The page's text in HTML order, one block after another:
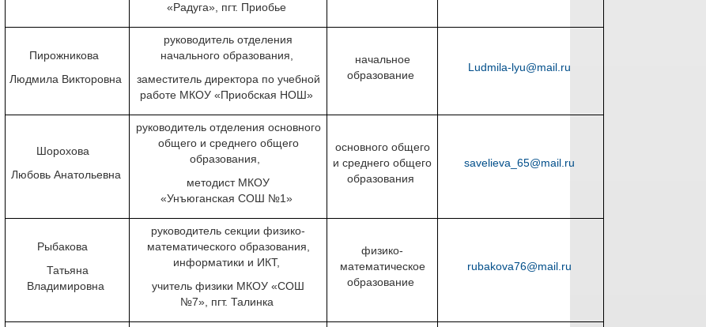
«Радуга», пгт. Приобье
Пирожникова
Людмила Викторовна
руководитель отделения
начального образования,
заместитель директора по учебной
работе МКОУ «Приобская НОШ»
начальное
образование
Ludmila-lyu@mail.ru
Шорохова
Любовь Анатольевна
руководитель отделения основного
общего и среднего общего
образования,
методист МКОУ
«Унъюганская СОШ №1»
основного общего
и среднего общего
образования
savelieva_65@mail.ru
Рыбакова
Татьяна
Владимировна
руководитель секции физико-
математического образования,
информатики и ИКТ,
учитель физики МКОУ «СОШ
№7», пгт. Талинка
физико-
математическое
образование
rubakova76@mail.ru